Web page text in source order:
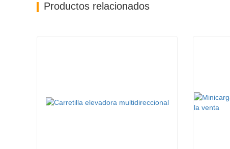
70
Productos relacionados